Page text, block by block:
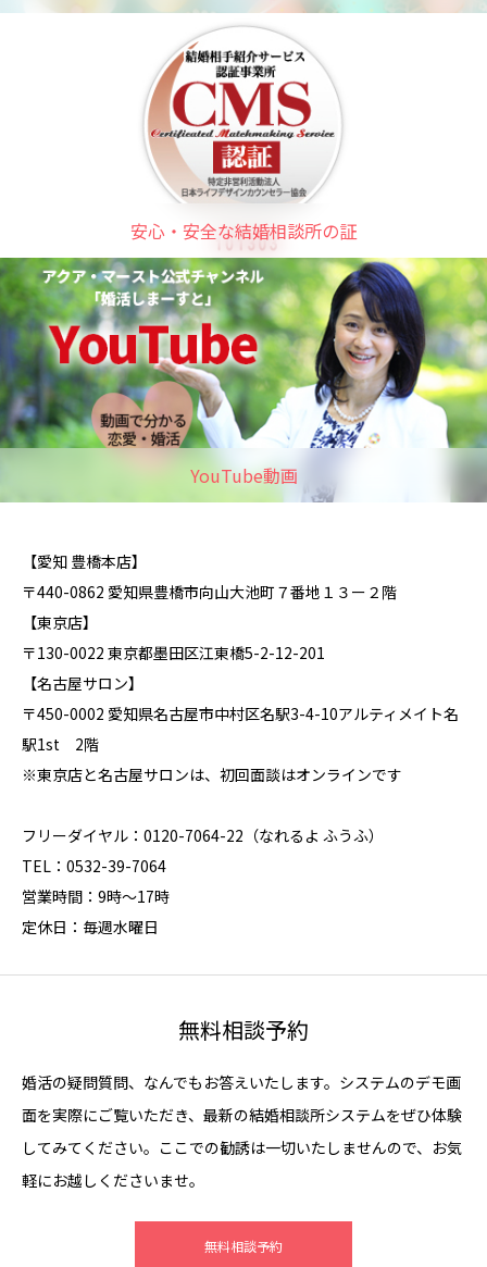
安心・安全な結婚相談所の証
YouTube動画
【愛知 豊橋本店】
〒440-0862 愛知県豊橋市向山大池町７番地１３ー２階
【東京店】
〒130-0022 東京都墨田区江東橋5-2-12-201
【名古屋サロン】
〒450-0002 愛知県名古屋市中村区名駅3-4-10アルティメイト名
駅1st 2階
※東京店と名古屋サロンは、初回面談はオンラインです
フリーダイヤル：0120-7064-22（なれるよ ふうふ）
TEL：0532-39-7064
営業時間：9時～17時
定休日：毎週水曜日
無料相談予約
婚活の疑問質問、なんでもお答えいたします。システムのデモ画
面を実際にご覧いただき、最新の結婚相談所システムをぜひ体験
してみてください。ここでの勧誘は一切いたしませんので、お気
軽にお越しくださいませ。
無料相談予約